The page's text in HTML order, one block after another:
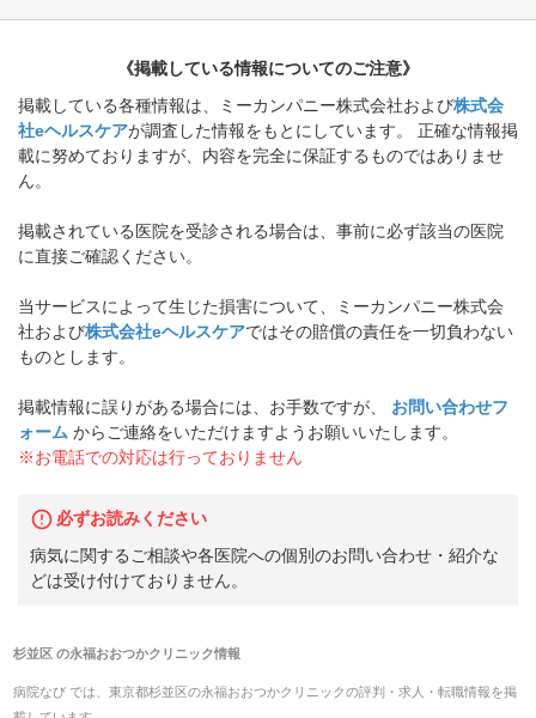
《掲載している情報についてのご注意》
掲載している各種情報は、ミーカンパニー株式会社および株式会
社eヘルスケアが調査した情報をもとにしています。 正確な情報掲
載に努めておりますが、内容を完全に保証するものではありませ
ん。
掲載されている医院を受診される場合は、事前に必ず該当の医院
に直接ご確認ください。
当サービスによって生じた損害について、ミーカンパニー株式会
社および株式会社eヘルスケアではその賠償の責任を一切負わない
ものとします。
掲載情報に誤りがある場合には、お手数ですが、
お問い合わせフ
ォーム からご連絡をいただけますようお願いいたします。
※お電話での対応は行っておりません
必ずお読みください
病気に関するご相談や各医院への個別のお問い合わせ・紹介な
どは受け付けておりません。
杉並区の永福おおつかクリニック情報
病院なび では、 東京都杉並区の永福おおつかクリニックの評判・求人・転職情報を掲